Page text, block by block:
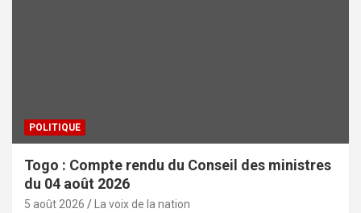
POLITIQUE
Togo : Compte rendu du Conseil des ministres
du 04 août 2026
5 août 2026 La voix de la nation